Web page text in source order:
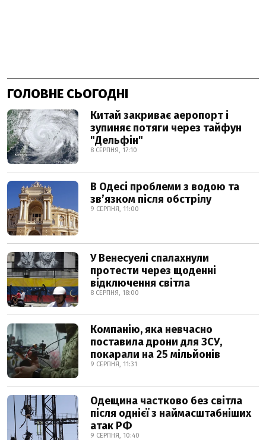
ГОЛОВНЕ СЬОГОДНІ
Китай закриває аеропорт і
зупиняє потяги через тайфун
"Дельфін"
8 СЕРПНЯ, 17:10
В Одесі проблеми з водою та
звʼязком після обстрілу
9 СЕРПНЯ, 11:00
У Венесуелі спалахнули
протести через щоденні
відключення світла
8 СЕРПНЯ, 18:00
Компанію, яка невчасно
поставила дрони для ЗСУ,
покарали на 25 мільйонів
9 СЕРПНЯ, 11:31
Одещина частково без світла
після однієї з наймасштабніших
атак РФ
9 СЕРПНЯ, 10:40